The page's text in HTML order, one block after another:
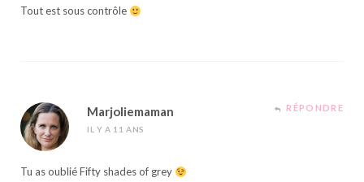
Tout est sous contrôle
Marjoliemaman
IL Y A 11 ANS
RÉPONDRE
Tu as oublié Fifty shades of grey